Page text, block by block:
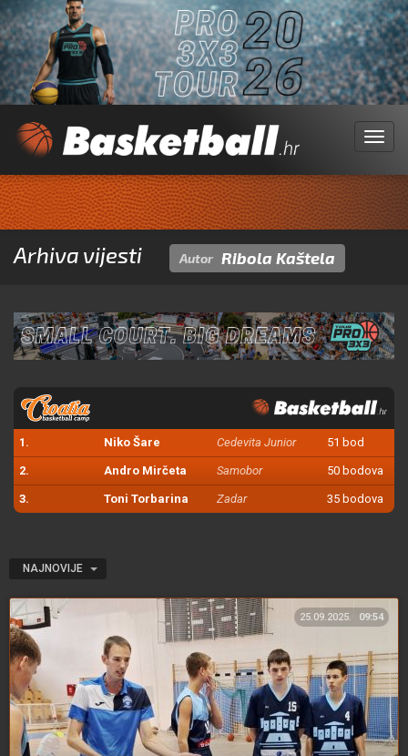
Menu
Arhiva vijesti Autor Ribola Kaštela
1. Niko Šare Cedevita Junior 51 bod
2. Andro Mirčeta Samobor 50 bodova
3. Toni Torbarina Zadar 35 bodova
NAJNOVIJE
25.09.2025. 09:54